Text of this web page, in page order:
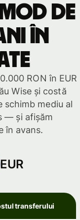
de
în
RON în EUR
Wise și costă
schimb mediu al
— și afișăm
în avans.
EUR
transferului